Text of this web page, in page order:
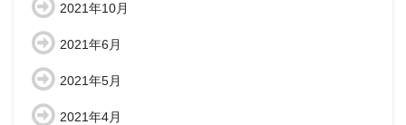
2021年10月
2021年6月
2021年5月
2021年4月